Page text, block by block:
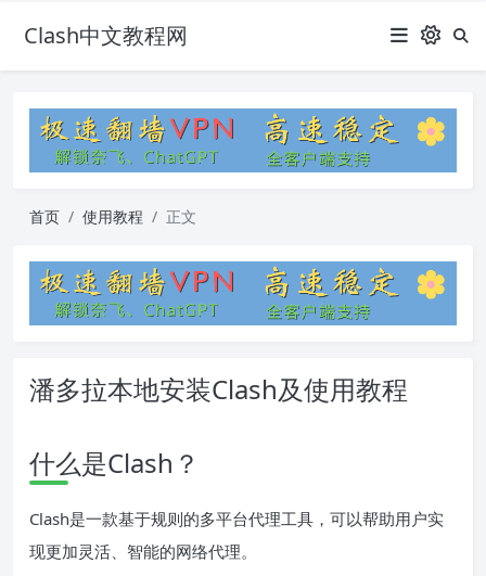
Clash中文教程网
首页 使用教程 正文
潘多拉本地安装Clash及使用教程
什么是Clash？
Clash是一款基于规则的多平台代理工具，可以帮助用户实
现更加灵活、智能的网络代理。